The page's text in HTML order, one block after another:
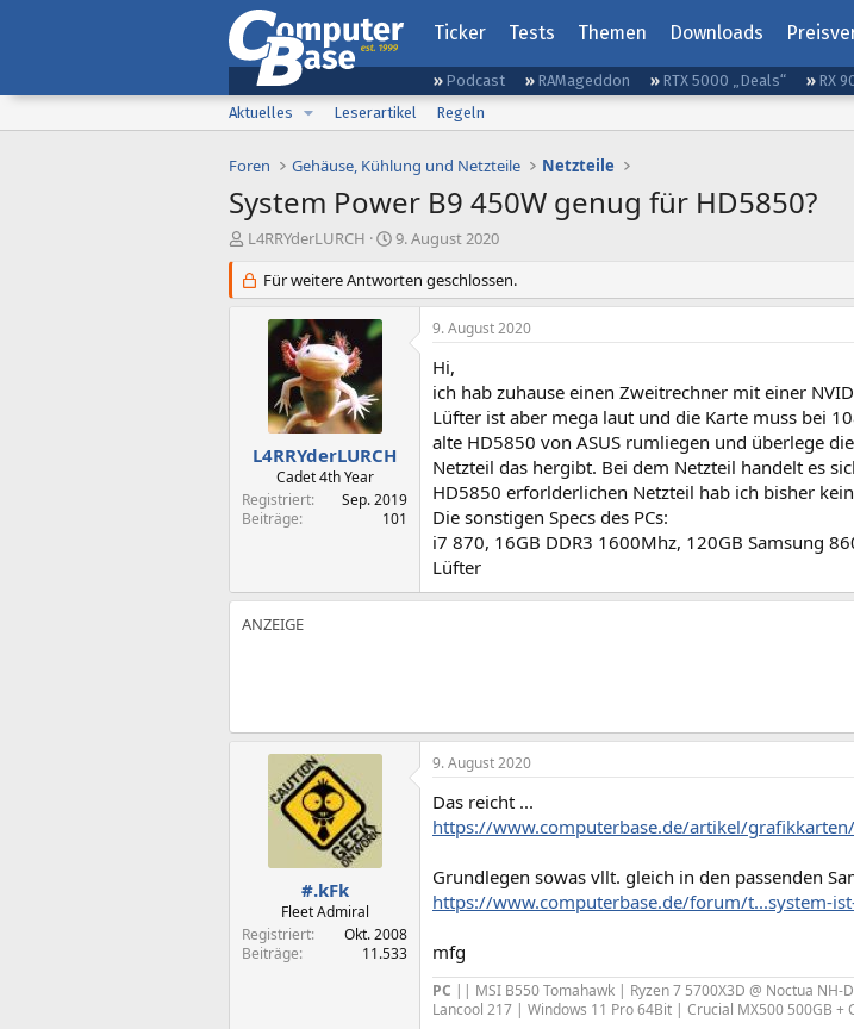
Ticker Tests Themen Downloads
Podcast RAMageddon RTX 5000 „Deals“ RX
Aktuelles
Leserartikel Regeln
Foren Gehäuse, Kühlung und Netzteile Netzteile
System Power B9 450W genug für HD5850?
E
s
t
L4RRYderLURCH
E
s
t
9. August 2020
Für weitere Antworten geschlossen.
L4RRYderLURCH
Cadet 4th Year
Registriert
Sep. 2019
Beiträge
101
9. August 2020
Hi,
ich hab zuhause einen Zweitrechner mit einer
Lüfter ist aber mega laut und die Karte muss bei
alte HD5850 von ASUS rumliegen und überlege
Netzteil das hergibt. Bei dem Netzteil handelt es
HD5850 erforlderlichen Netzteil hab ich bisher
Die sonstigen Specs des PCs:
i7 870, 16GB DDR3 1600Mhz, 120GB Samsung
Lüfter
#.kFk
Fleet Admiral
Registriert
Okt. 2008
Beiträge
11.533
9. August 2020
Das reicht ...
https://www.computerbase.de/artikel/
Grundlegen sowas vllt. gleich in den passenden
https://www.computerbase.de/forum/t...system-
mfg
PC || MSI B550 Tomahawk | Ryzen 7 5700X3D @ Noctua
Lancool 217 | Windows 11 Pro 64Bit | Crucial MX500 500GB +